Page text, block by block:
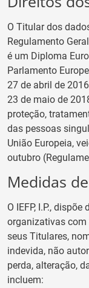
O Titular dos
Regulamento
é um Diploma
Parlamento
27 de abril de
23 de maio de
proteção,
das pessoas
União Europeia,
outubro
Medidas
O IEFP, I.P.,
organizativas
seus Titulares,
indevida, não
perda, alteração,
incluem: